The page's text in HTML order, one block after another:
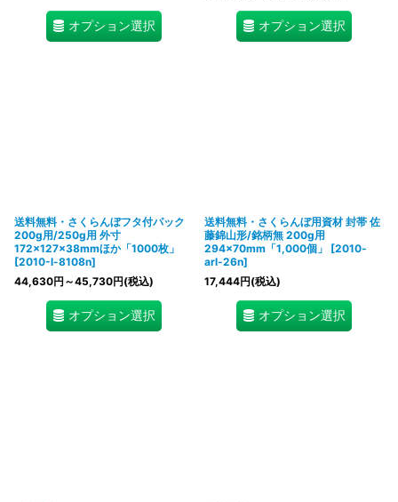
オプション選択 オプション選択
送料無料・さくらんぼフタ付パック
200g用/250g用 外寸
172×127×38mmほか「1000枚」
[2010-l-8108n]
44,630円 ～45,730円(税込)
オプション選択
送料無料・さくらんぼ用資材 封帯 佐
藤錦山形/銘柄無 200g用
294×70mm「1,000個」
[2010-
arl-26n]
17,444円(税込)
オプション選択